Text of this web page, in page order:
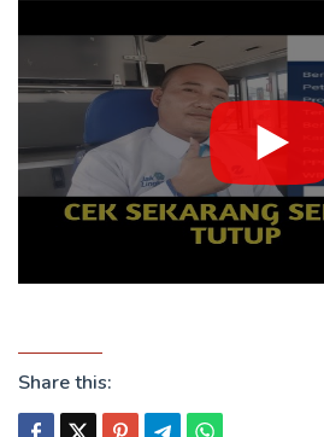
Share this: